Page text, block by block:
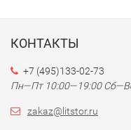
КОНТАКТЫ
+7 (495)133-02-73
Пн—Пт 10:00—19:00
zakaz@litstor.ru